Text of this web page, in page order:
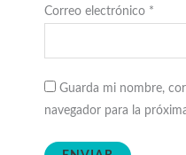
Correo electrónico *
Guarda mi nombre,
navegador para la